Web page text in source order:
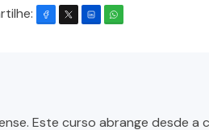
Este curso abrange desde a